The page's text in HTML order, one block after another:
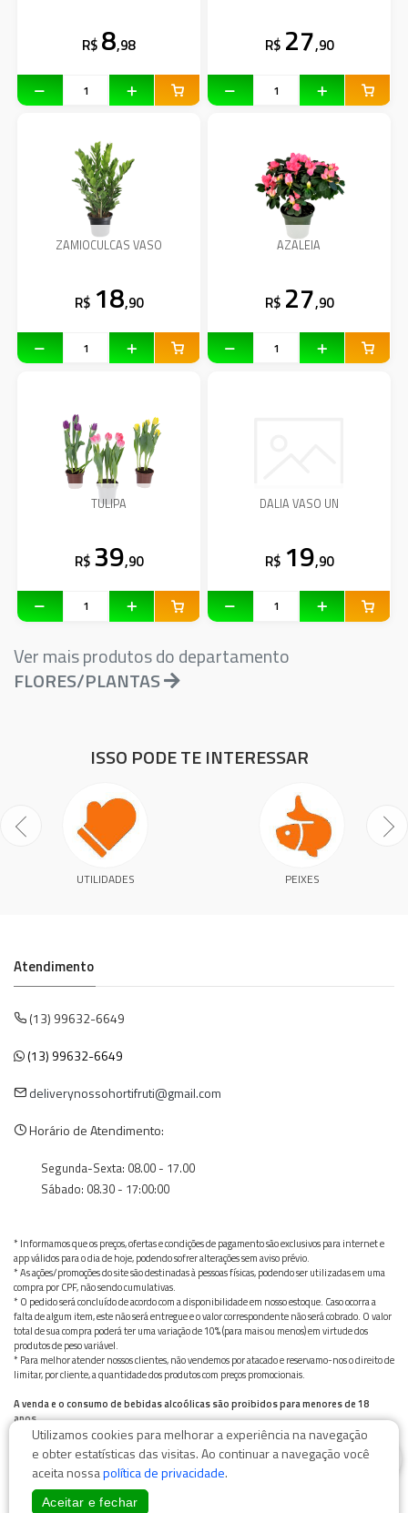
R$ 8,98 R$ 27,90
ZAMIOCULCAS VASO
R$ 18,90
AZALEIA
R$ 27,90
TULIPA
R$ 39,90
DALIA VASO UN
R$ 19,90
Ver mais produtos do departamento
FLORES/PLANTAS
ISSO PODE TE INTERESSAR
UTILIDADES PEIXES
Atendimento
(13) 99632-6649
(13) 99632-6649
deliverynossohortifruti@gmail.com
Horário de Atendimento:
Segunda-Sexta: 08.00 - 17.00
Sábado: 08.30 - 17:00:00
* Informamos que os preços, ofertas e condições de pagamento são exclusivos para internet e
app válidos para o dia de hoje, podendo sofrer alterações sem aviso prévio.
* As ações/promoções do site são destinadas à pessoas físicas, podendo ser utilizadas em uma
compra por CPF, não sendo cumulativas.
* O pedido será concluído de acordo com a disponibilidade em nosso estoque. Caso ocorra a
falta de algum item, este não será entregue e o valor correspondente não será cobrado. O valor
total de sua compra poderá ter uma variação de 10% (para mais ou menos) em virtude dos
produtos de peso variável.
* Para melhor atender nossos clientes, não vendemos por atacado e reservamo-nos o direito de
limitar, por cliente, a quantidade dos produtos com preços promocionais.
A venda e o consumo de bebidas alcoólicas são proibidos para menores de 18
anos.
Bebida alcoólica pode causar dependência química e, em excesso, provoca graves males à saúde.
Beba com moderação
Utilizamos cookies para melhorar a experiência na navegação
e obter estatísticas das visitas. Ao continuar a navegação você
aceita nossapolítica de privacidade.
Aceitar e fechar